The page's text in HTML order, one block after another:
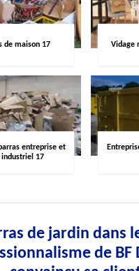
de maison 17 Vidage
entreprise et
industriel 17
de jardin dans
de BF